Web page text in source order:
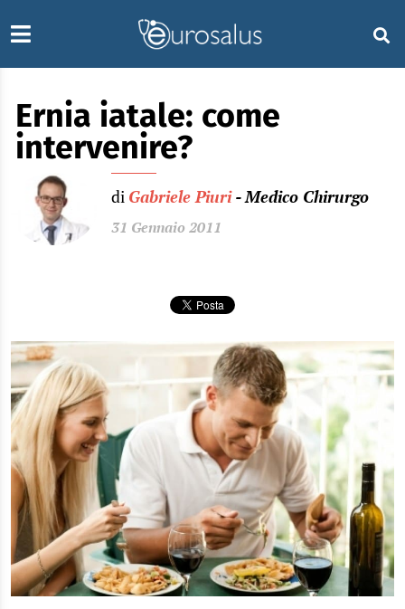
Ernia iatale: come
intervenire?
di Gabriele Piuri - Medico Chirurgo
31 Gennaio 2011